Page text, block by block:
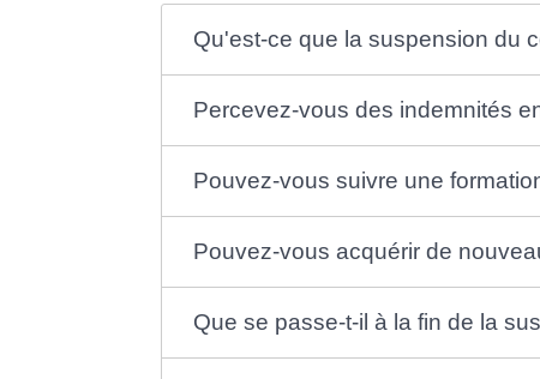
Qu'est-ce que la suspension du
Percevez-vous des indemnités
Pouvez-vous suivre une
Pouvez-vous acquérir de
Que se passe-t-il à la fin de la